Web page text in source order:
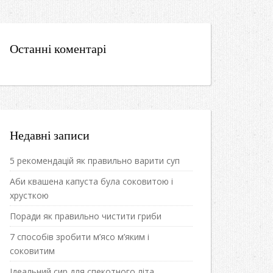
Останні коментарі
Недавні записи
5 рекомендацій як правильно варити суп
Аби квашена капуста була соковитою і
хрусткою
Поради як правильно чистити гриби
7 способів зробити м’ясо м’яким і
соковитим